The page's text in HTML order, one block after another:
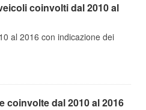
coinvolti dal 2010 al
al 2016 con indicazione dei
coinvolte dal 2010 al 2016